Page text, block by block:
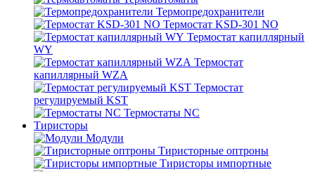
Термопредохранители
Термостат KSD-301 NO
Термостат капиллярный
WY
Термостат
капиллярный WZA
Термостат
регулируемый KST
Термостаты NC
Тиристоры
Модули
Тиристорные оптроны
Тиристоры импортные